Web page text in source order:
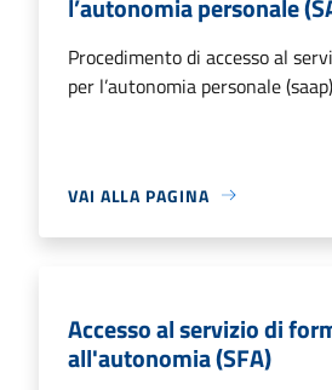
Procedimento di accesso al
per l’autonomia personale (saap)
VAI ALLA PAGINA
Accesso al servizio di
all'autonomia (SFA)